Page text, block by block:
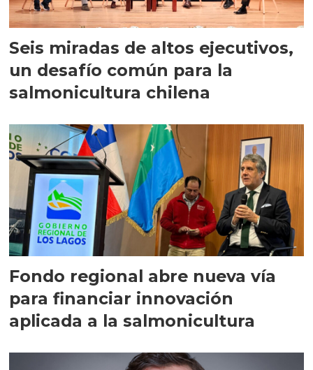
Seis miradas de altos ejecutivos,
un desafío común para la
salmonicultura chilena
Fondo regional abre nueva vía
para financiar innovación
aplicada a la salmonicultura